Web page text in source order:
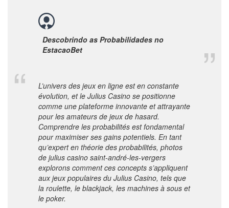
Descobrindo as Probabilidades no
EstacaoBet
L’univers des jeux en ligne est en constante
évolution, et le Julius Casino se positionne
comme une plateforme innovante et attrayante
pour les amateurs de jeux de hasard.
Comprendre les probabilités est fondamental
pour maximiser ses gains potentiels. En tant
qu’expert en théorie des probabilités, photos
de julius casino saint-andré-les-vergers
explorons comment ces concepts s’appliquent
aux jeux populaires du Julius Casino, tels que
la roulette, le blackjack, les machines à sous et
le poker.